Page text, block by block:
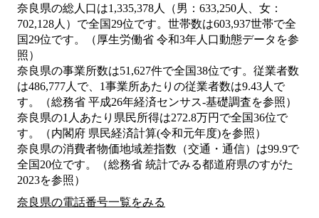
奈良県の総人口は1,335,378人（男：633,250人、女：
702,128人）で全国29位です。世帯数は603,937世帯で全
国29位です。（厚生労働省 令和3年人口動態データを参
照）
奈良県の事業所数は51,627件で全国38位です。従業者数
は486,777人で、1事業所あたりの従業者数は9.43人で
す。（総務省 平成26年経済センサス‐基礎調査を参照）
奈良県の1人あたり県民所得は272.8万円で全国36位で
す。（内閣府 県民経済計算(令和元年度)を参照）
奈良県の消費者物価地域差指数（交通・通信）は99.9で
全国20位です。（総務省 統計でみる都道府県のすがた
2023を参照）
奈良県の電話番号一覧をみる